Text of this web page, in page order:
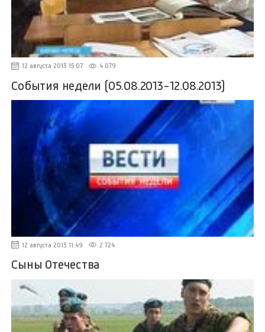
12 августа 2013 15:07 4 079
События недели (05.08.2013-12.08.2013)
12 августа 2013 11:49 2 724
Сыны Отечества